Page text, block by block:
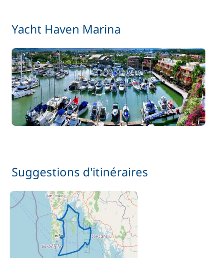
Yacht Haven Marina
Suggestions d'itinéraires